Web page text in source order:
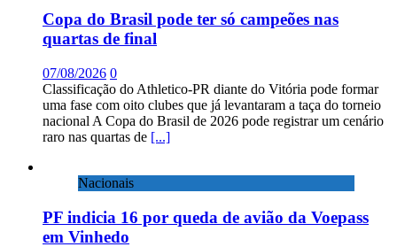
Copa do Brasil pode ter só campeões nas
quartas de final
07/08/2026 0
Classificação do Athletico-PR diante do Vitória pode formar
uma fase com oito clubes que já levantaram a taça do torneio
nacional A Copa do Brasil de 2026 pode registrar um cenário
raro nas quartas de [...]
Nacionais
PF indicia 16 por queda de avião da Voepass
em Vinhedo